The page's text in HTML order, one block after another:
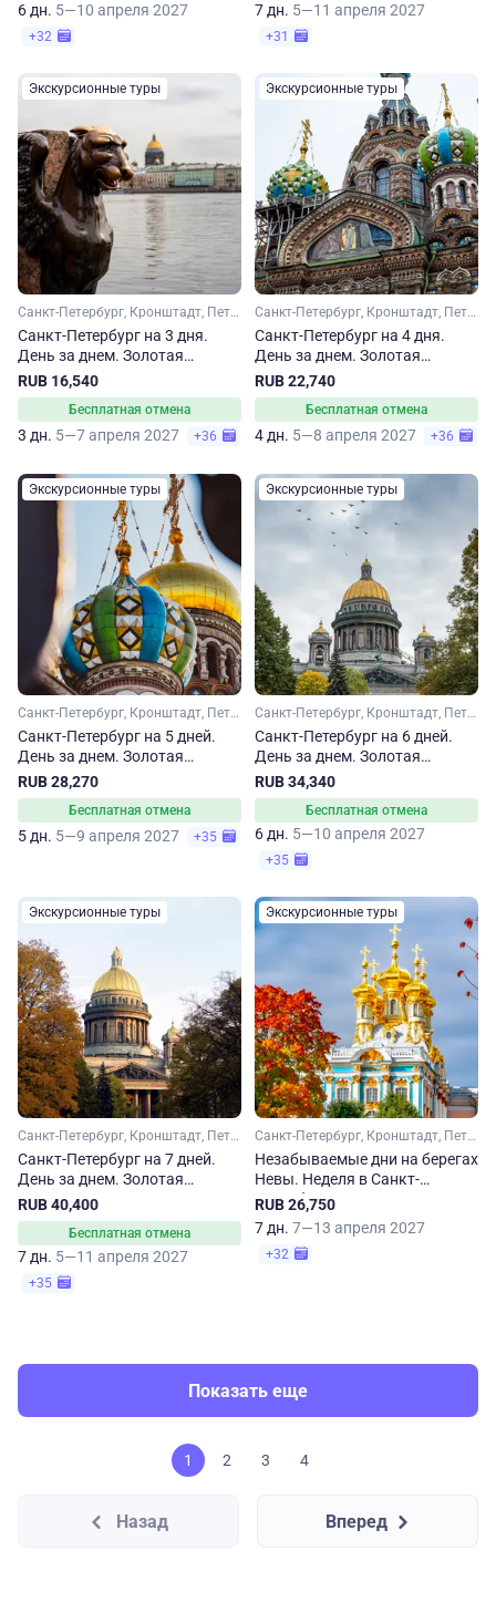
6 дн. 5—10 апреля 2027
+32
7 дн. 5—11 апреля 2027
+31
Экскурсионные туры
Санкт-Петербург, Кронштадт, Петергоф
Санкт-Петербург на 3 дня.
День за днем. Золотая
коллекция
RUB 16,540
Бесплатная отмена
3 дн. 5—7 апреля 2027 +36
Экскурсионные туры
Санкт-Петербург, Кронштадт, Петергоф
Санкт-Петербург на 4 дня.
День за днем. Золотая
коллекция
RUB 22,740
Бесплатная отмена
4 дн. 5—8 апреля 2027 +36
Экскурсионные туры
Санкт-Петербург, Кронштадт, Петергоф
Санкт-Петербург на 5 дней.
День за днем. Золотая
коллекция
RUB 28,270
Бесплатная отмена
5 дн. 5—9 апреля 2027 +35
Экскурсионные туры
Санкт-Петербург, Кронштадт, Петергоф
Санкт-Петербург на 6 дней.
День за днем. Золотая
коллекция
RUB 34,340
Бесплатная отмена
6 дн. 5—10 апреля 2027
+35
Экскурсионные туры
Санкт-Петербург, Кронштадт, Петергоф
Санкт-Петербург на 7 дней.
День за днем. Золотая
коллекция
RUB 40,400
Бесплатная отмена
7 дн. 5—11 апреля 2027
+35
Экскурсионные туры
Санкт-Петербург, Кронштадт, Петергоф
Незабываемые дни на берегах
Невы. Неделя в Санкт-
Петербурге. Осень-весна
RUB 26,750
7 дн. 7—13 апреля 2027
+32
Показать еще
1 2 3 4
Назад Вперед